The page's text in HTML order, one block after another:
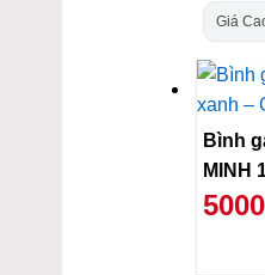
Giá
Bình
MINH